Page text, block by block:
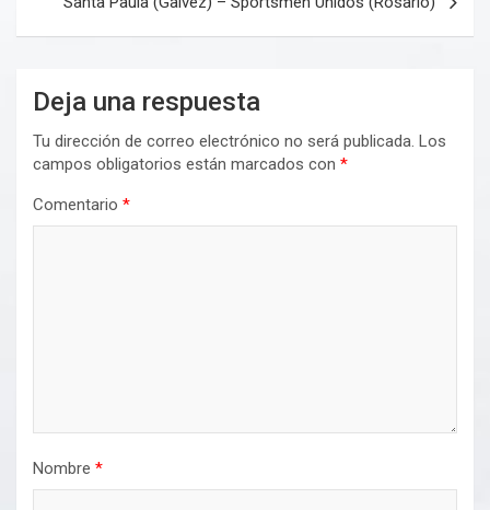
Deja una respuesta
Tu dirección de correo electrónico no será publicada. Los
campos obligatorios están marcados con *
Comentario *
Nombre *